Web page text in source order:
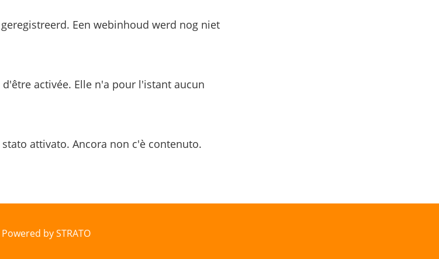
Een webinhoud werd nog niet
activée. Elle n'a pour l'istant aucun
attivato. Ancora non c'è contenuto.
Powered by STRATO